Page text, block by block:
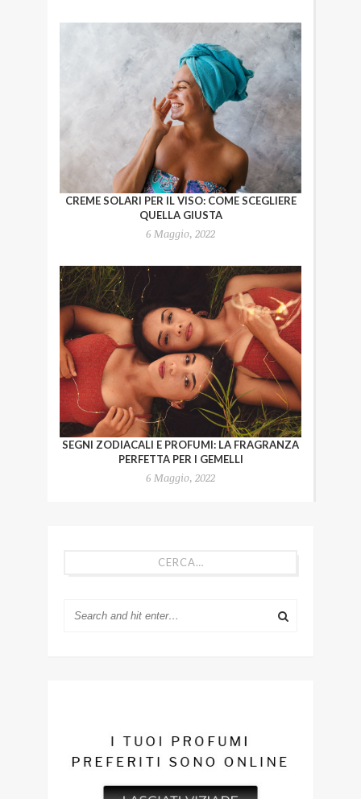
CREME SOLARI PER IL VISO: COME SCEGLIERE
QUELLA GIUSTA
6 Maggio, 2022
SEGNI ZODIACALI E PROFUMI: LA FRAGRANZA
PERFETTA PER I GEMELLI
6 Maggio, 2022
CERCA…